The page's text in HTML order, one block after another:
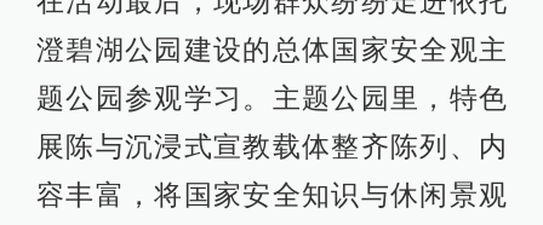
澄碧湖公园建设的总体国家安全观主
题公园参观学习。主题公园里，特色
展陈与沉浸式宣教载体整齐陈列、内
容丰富，将国家安全知识与休闲景观